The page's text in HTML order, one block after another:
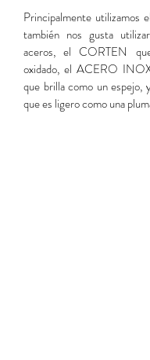
Principalmente utilizamos
también nos gusta
aceros, el CORTEN
oxidado, el ACERO
que brilla como un
que es ligero como una